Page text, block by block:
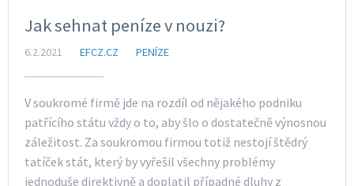
Jak sehnat peníze v nouzi?
6.2.2021 EFCZ.CZ PENÍZE
V soukromé firmě jde na rozdíl od nějakého podniku
patřícího státu vždy o to, aby šlo o dostatečně výnosnou
záležitost. Za soukromou firmou totiž nestojí štědrý
tatíček stát, který by vyřešil všechny problémy
jednoduše direktivně a doplatil případné dluhy z